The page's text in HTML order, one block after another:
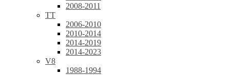
2008-2011
TT
2006-2010
2010-2014
2014-2019
2014-2023
V8
1988-1994